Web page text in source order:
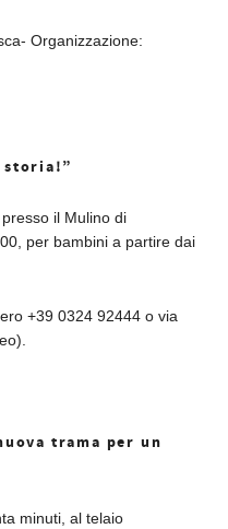
Organizzazione:
storia!”
il Mulino di
per bambini a partire dai
+39 0324 92444 o via
trama per un
minuti, al telaio